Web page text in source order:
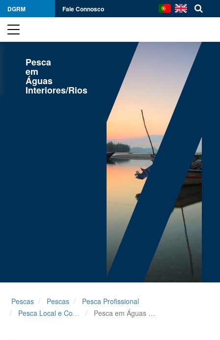
DGRM Fale Connosco
Pesca
em
Águas
Interiores/Rios
Pescas Pescas
Pesca Profissional
Pesca Local e Costeira
Pesca em Águas Interiores/Rios